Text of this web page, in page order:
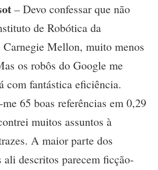
– Devo confessar que não
de Robótica da
Carnegie Mellon, muito menos
os robôs do Google me
com fantástica eficiência.
65 boas referências em 0,29
muitos assuntos à
A maior parte dos
ali descritos parecem ficção-